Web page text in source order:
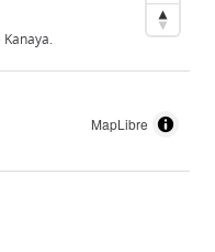
MapLibre